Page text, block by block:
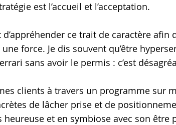
est l’accueil et l’acceptation.
ce trait de caractère afin
force. Je dis souvent qu’être
sans avoir le permis : c’est
clients à travers un programme sur
de lâcher prise et de
heureuse et en symbiose avec son